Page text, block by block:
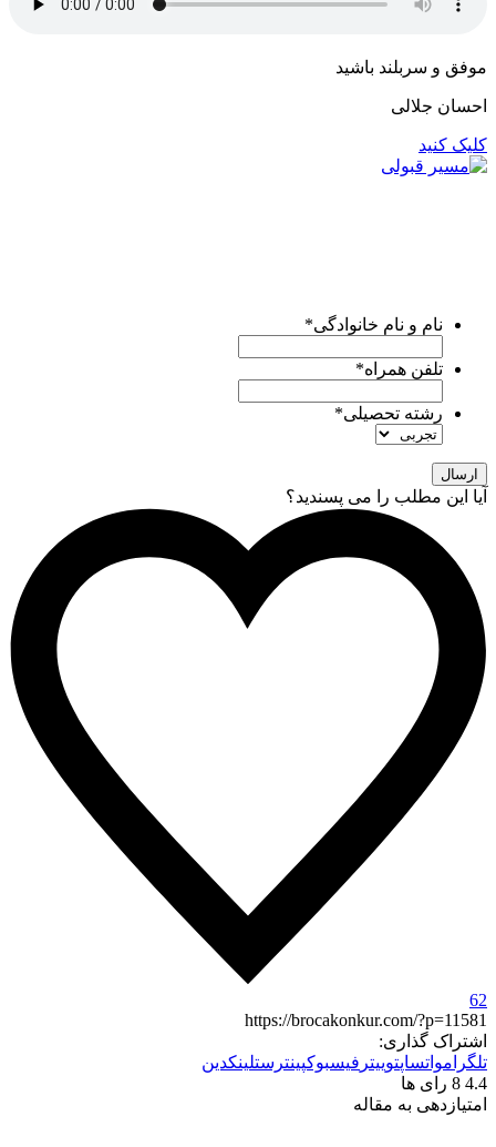
موفق و سربلند باشید
احسان جلالی
کلیک کنید
نام و نام خانوادگی*
تلفن همراه*
رشته تحصیلی*
آیا این مطلب را می پسندید؟
62
https://brocakonkur.com/?p=11581
اشتراک گذاری:
تلگرامواتساپتوییتر فیسبوکپینترستلینکدین
4.4
8 رای ها
امتیازدهی به مقاله